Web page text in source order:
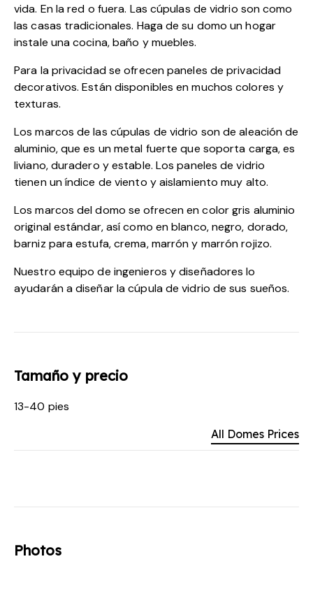
vida. En la red o fuera. Las cúpulas de vidrio son como
las casas tradicionales. Haga de su domo un hogar
instale una cocina, baño y muebles.
Para la privacidad se ofrecen paneles de privacidad
decorativos. Están disponibles en muchos colores y
texturas.
Los marcos de las cúpulas de vidrio son de aleación de
aluminio, que es un metal fuerte que soporta carga, es
liviano, duradero y estable. Los paneles de vidrio
tienen un índice de viento y aislamiento muy alto.
Los marcos del domo se ofrecen en color gris aluminio
original estándar, así como en blanco, negro, dorado,
barniz para estufa, crema, marrón y marrón rojizo.
Nuestro equipo de ingenieros y diseñadores lo
ayudarán a diseñar la cúpula de vidrio de sus sueños.
Tamaño y precio
13-40 pies
All Domes Prices
Photos